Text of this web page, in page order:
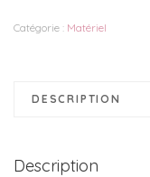
Catégorie : Matériel
DESCRIPTION
Description